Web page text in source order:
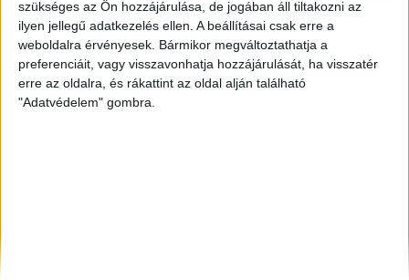
szükséges az Ön hozzájárulása, de jogában áll tiltakozni az
ilyen jellegű adatkezelés ellen. A beállításai csak erre a
weboldalra érvényesek. Bármikor megváltoztathatja a
preferenciáit, vagy visszavonhatja hozzájárulását, ha visszatér
erre az oldalra, és rákattint az oldal alján található
"Adatvédelem" gombra.